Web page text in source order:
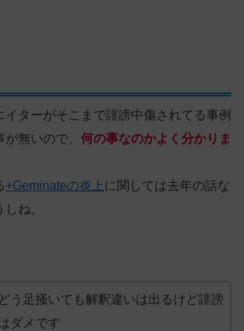
イターがそこまで誹謗中傷されてる事例
無いので、 何の事なのかよく分かりま
+Geminateの炎上に関しては去年の話な
ね。
う足掻いても解釈違いは出るけど誹謗
ダメです